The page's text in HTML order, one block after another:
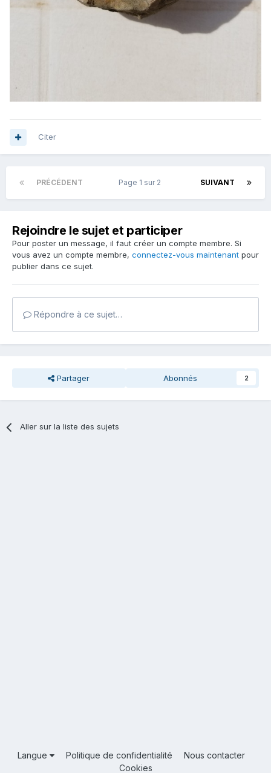
Citer
PRÉCÉDENT SUIVANT
Page 1 sur 2
Rejoindre le sujet et participer
Pour poster un message, il faut créer un compte membre. Si
vous avez un compte membre, connectez-vous maintenant pour
publier dans ce sujet.
Répondre à ce sujet…
Partager Abonnés 2
Aller sur la liste des sujets
Langue Politique de confidentialité
Nous contacter
Cookies